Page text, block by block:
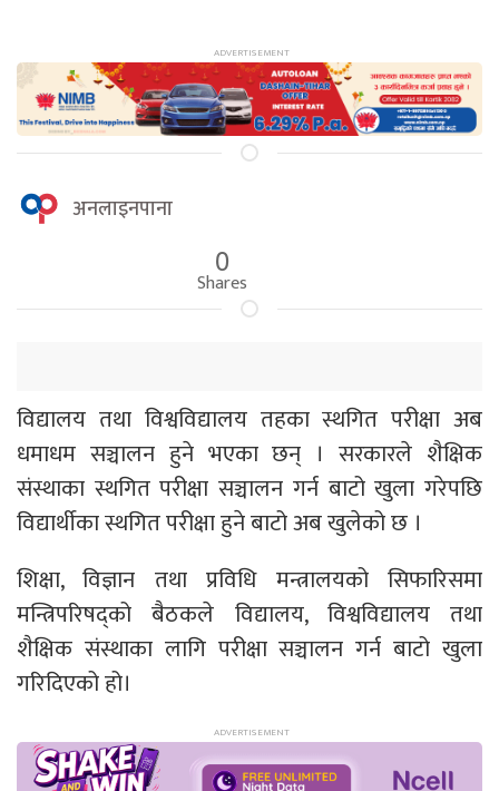
अनलाइनपाना
0
Shares
विद्यालय तथा विश्वविद्यालय तहका स्थगित परीक्षा अब
धमाधम सञ्चालन हुने भएका छन् । सरकारले शैक्षिक
संस्थाका स्थगित परीक्षा सञ्चालन गर्न बाटो खुला गरेपछि
विद्यार्थीका स्थगित परीक्षा हुने बाटो अब खुलेको छ ।
शिक्षा, विज्ञान तथा प्रविधि मन्त्रालयको सिफारिसमा
मन्त्रिपरिषद्को बैठकले विद्यालय, विश्वविद्यालय तथा
शैक्षिक संस्थाका लागि परीक्षा सञ्चालन गर्न बाटो खुला
गरिदिएको हो।